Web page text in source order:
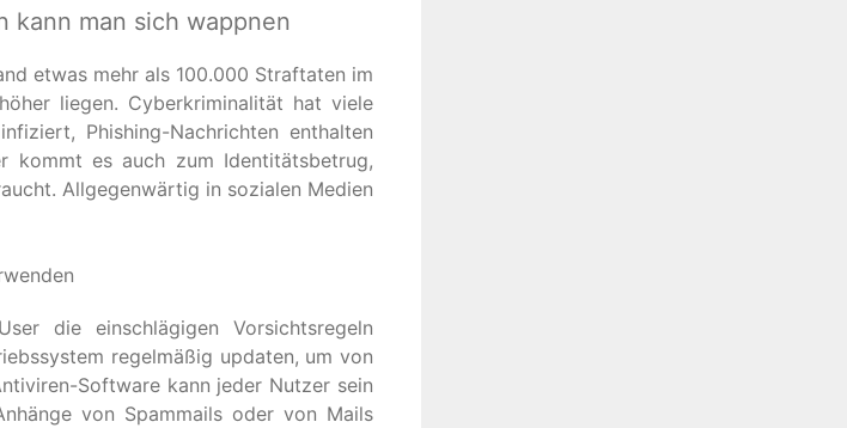
kann man sich wappnen
etwas mehr als 100.000 Straftaten im
liegen. Cyberkriminalität hat viele
Phishing-Nachrichten enthalten
kommt es auch zum Identitätsbetrug,
Allgegenwärtig in sozialen Medien
die einschlägigen Vorsichtsregeln
regelmäßig updaten, um von
Software kann jeder Nutzer sein
von Spammails oder von Mails